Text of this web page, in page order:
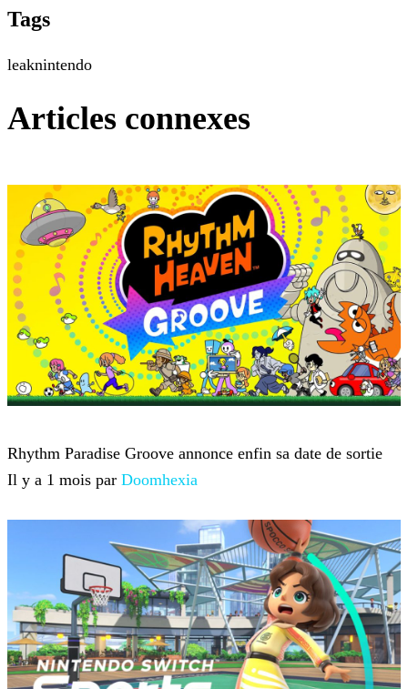
Tags
leaknintendo
Articles connexes
Rhythm Paradise Groove annonce enfin sa date de sortie
Il y a 1 mois par Doomhexia